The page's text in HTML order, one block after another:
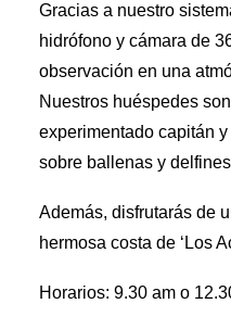
Gracias a nuestro
hidrófono y cámara de
observación en una
Nuestros huéspedes
experimentado capitán
sobre ballenas y
Además, disfrutarás de
hermosa costa de ‘Los
Horarios: 9.30 am o